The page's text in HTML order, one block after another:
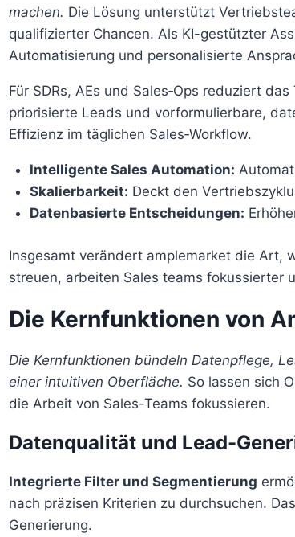
machen. Die Lösung unterstützt
qualifizierter Chancen. Als KI-gestützter
Automatisierung und personalisierte
Für SDRs, AEs und Sales‑Ops reduziert
priorisierte Leads und vorformulierbare,
Effizienz im täglichen Sales‑Workflow.
Intelligente Sales Automation:
Skalierbarkeit: Deckt den
Datenbasierte Entscheidungen:
Insgesamt verändert amplemarket die Art,
streuen, arbeiten Sales teams fokussierter
Die Kernfunktionen von
Die Kernfunktionen bündeln Datenpflege,
einer intuitiven Oberfläche. So lassen sich
die Arbeit von Sales-Teams fokussieren.
Datenqualität und Lead-
Integrierte Filter und Segmentierung
nach präzisen Kriterien zu durchsuchen.
Generierung.